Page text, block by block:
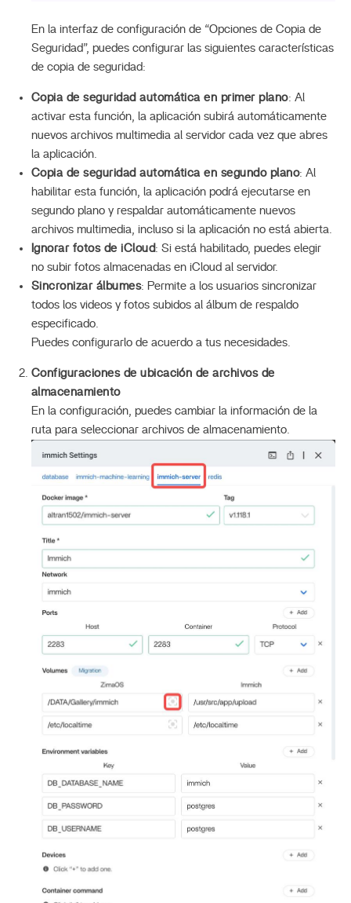
En la interfaz de configuración de “Opciones de Copia de
Seguridad”, puedes configurar las siguientes características
de copia de seguridad:
Copia de seguridad automática en primer plano: Al
activar esta función, la aplicación subirá automáticamente
nuevos archivos multimedia al servidor cada vez que abres
la aplicación.
Copia de seguridad automática en segundo plano: Al
habilitar esta función, la aplicación podrá ejecutarse en
segundo plano y respaldar automáticamente nuevos
archivos multimedia, incluso si la aplicación no está abierta.
Ignorar fotos de iCloud: Si está habilitado, puedes elegir
no subir fotos almacenadas en iCloud al servidor.
Sincronizar álbumes: Permite a los usuarios sincronizar
todos los videos y fotos subidos al álbum de respaldo
especificado.
Puedes configurarlo de acuerdo a tus necesidades.
Configuraciones de ubicación de archivos de
almacenamiento
En la configuración, puedes cambiar la información de la
ruta para seleccionar archivos de almacenamiento.